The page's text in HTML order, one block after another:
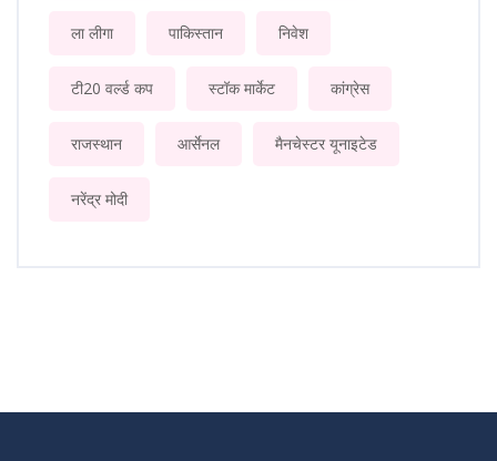
ला लीगा पाकिस्तान निवेश
टी20 वर्ल्ड कप स्टॉक मार्केट कांग्रेस
राजस्थान आर्सेनल मैनचेस्टर यूनाइटेड
नरेंद्र मोदी